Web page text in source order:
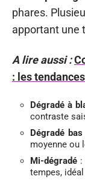
phares.
apportant une
A lire aussi :
: les
Dégradé à
contraste
Dégradé bas
moyenne ou
Mi-dégradé :
tempes,